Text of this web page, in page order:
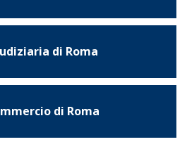
di Roma
di Roma